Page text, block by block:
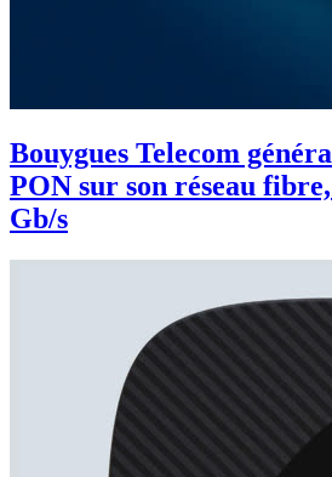
Bouygues Telecom
PON sur son réseau
Gb/s